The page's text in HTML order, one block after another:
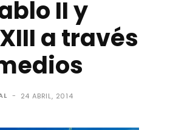
II y
a través
- 24 ABRIL, 2014